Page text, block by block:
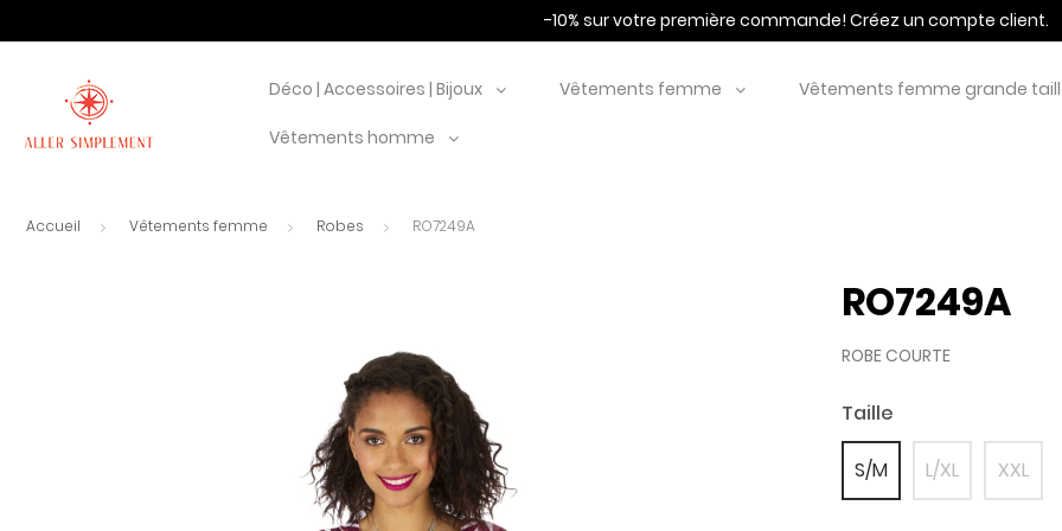
-10% sur votre première commande! Créez un compte client.
Déco | Accessoires | Bijoux Vêtements femme Vêtements femme grande
Vêtements homme
Accueil Vêtements femme Robes RO7249A
RO7249A
ROBE COURTE
Taille
S/M L/XL XXL